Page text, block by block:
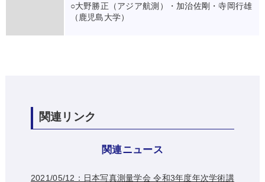
○大野勝正（アジア航測）・加治佐剛・寺岡行雄
（鹿児島大学）
関連リンク
関連ニュース
2021/05/12：⽇本写真測量学会 令和3年度年次学術講